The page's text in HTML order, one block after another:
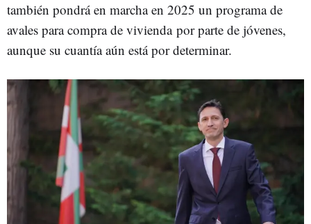
también pondrá en marcha en 2025 un programa de
avales para compra de vivienda por parte de jóvenes,
aunque su cuantía aún está por determinar.